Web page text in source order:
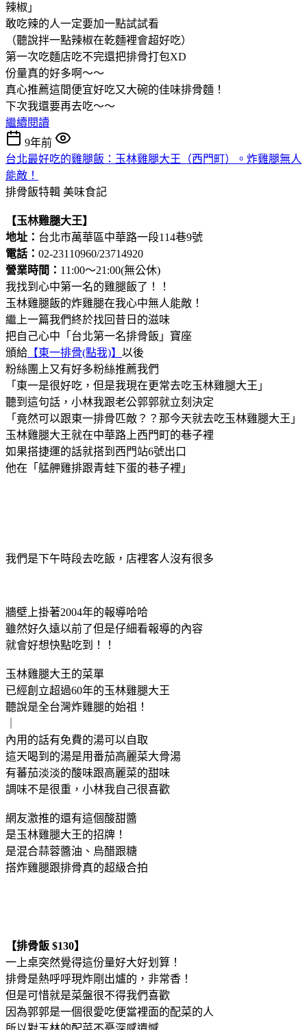
辣椒」
敢吃辣的人一定要加一點試試看
（聽說拌一點辣椒在乾麵裡會超好吃）
第一次吃麵店吃不完還把排骨打包XD
份量真的好多啊～～
真心推薦這間便宜好吃又大碗的佳味排骨麵！
下次我還要再去吃～～
繼續閱讀
9年前
台北最好吃的雞腿飯：玉林雞腿大王（西門町）。炸雞腿無人
能敵！
排骨飯特輯 美味食記
【玉林雞腿大王】
地址： 台北市萬華區中華路一段114巷9號
電話： 02-23110960/23714920
營業時間： 11:00～21:00(無公休)
我找到心中第一名的雞腿飯了！！
玉林雞腿飯的炸雞腿在我心中無人能敵！
繼上一篇我們終於找回昔日的滋味
把自己心中「台北第一名排骨飯」寶座
頒給 【東一排骨(點我)】 以後
粉絲團上又有好多粉絲推薦我們
「東一是很好吃，但是我現在更常去吃玉林雞腿大王」
聽到這句話，小林我跟老公郭郭就立刻決定
「竟然可以跟東一排骨匹敵？？那今天就去吃玉林雞腿大王」
玉林雞腿大王就在中華路上西門町的巷子裡
如果搭捷運的話就搭到西門站6號出口
他在「艋舺雞排跟青蛙下蛋的巷子裡」
我們是下午時段去吃飯，店裡客人沒有很多
牆壁上掛著2004年的報導哈哈
雖然好久遠以前了但是仔細看報導的內容
就會好想快點吃到！！
玉林雞腿大王的菜單
已經創立超過60年的玉林雞腿大王
聽說是全台灣炸雞腿的始祖！
內用的話有免費的湯可以自取
這天喝到的湯是用番茄高麗菜大骨湯
有蕃茄淡淡的酸味跟高麗菜的甜味
調味不是很重，小林我自己很喜歡
網友激推的還有這個酸甜醬
是玉林雞腿大王的招牌！
是混合蒜蓉醬油、烏醋跟糖
搭炸雞腿跟排骨真的超級合拍
【排骨飯 $130】
一上桌突然覺得這份量好大好划算！
排骨是熱呼呼現炸剛出爐的，非常香！
但是可惜就是菜盤很不得我們喜歡
因為郭郭是一個很愛吃便當裡面的配菜的人